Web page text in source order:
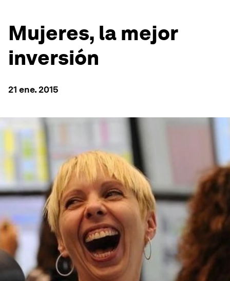
Mujeres, la mejor
inversión
21 ene. 2015